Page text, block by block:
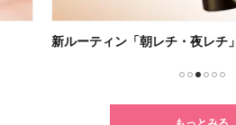
新ルーティン「朝レチ・夜レチ」